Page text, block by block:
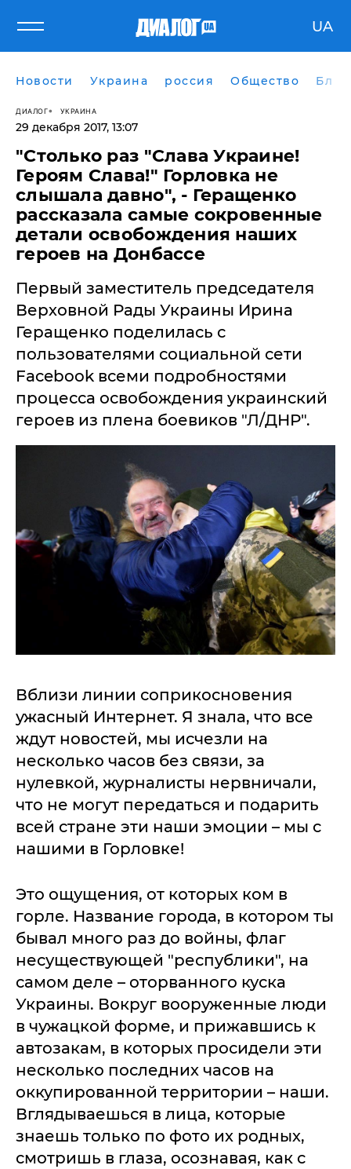
UA
Новости Украина россия Общество
ДИАЛОГ УКРАИНА
29 декабря 2017, 13:07
"Столько раз "Слава Украине!
Героям Слава!" Горловка не
слышала давно", - Геращенко
рассказала самые сокровенные
детали освобождения наших
героев на Донбассе
Первый заместитель председателя
Верховной Рады Украины Ирина
Геращенко поделилась с
пользователями социальной сети
Facebook всеми подробностями
процесса освобождения украинский
героев из плена боевиков "Л/ДНР".
Вблизи линии соприкосновения
ужасный Интернет. Я знала, что все
ждут новостей, мы исчезли на
несколько часов без связи, за
нулевкой, журналисты нервничали,
что не могут передаться и подарить
всей стране эти наши эмоции – мы с
нашими в Горловке!
Это ощущения, от которых ком в
горле. Название города, в котором ты
бывал много раз до войны, флаг
несуществующей "республики", на
самом деле – оторванного куска
Украины. Вокруг вооруженные люди
в чужацкой форме, и прижавшись к
автозакам, в которых просидели эти
несколько последних часов на
оккупированной территории – наши.
Вглядываешься в лица, которые
знаешь только по фото их родных,
смотришь в глаза, осознавая, как с